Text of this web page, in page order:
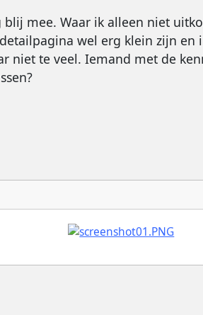
mee. Waar ik alleen niet
wel erg klein zijn en
niet te veel. Iemand met de